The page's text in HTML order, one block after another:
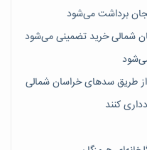
شمالی خرید تضمینی می‌شود
کنند